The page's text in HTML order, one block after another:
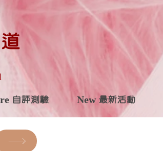
自評測驗 New 最新活動